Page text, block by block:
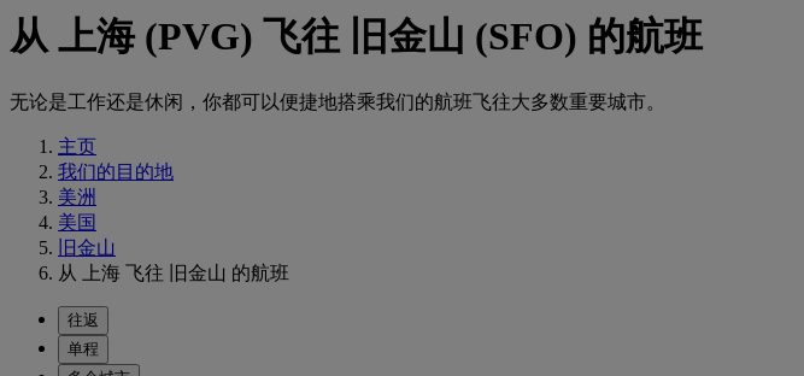
从 上海 (PVG) 飞往 旧金山 (SFO) 的航班
无论是工作还是休闲，你都可以便捷地搭乘我们的航班飞往大多数重要城市。
主页
我们的目的地
美洲
美国
旧金山
从 上海 飞往 旧金山 的航班
往返
单程